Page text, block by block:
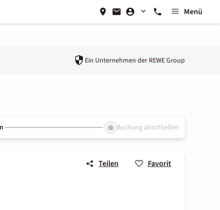
Menü
Ein Unternehmen der REWE Group
Buchung abschließen
Teilen Favorit